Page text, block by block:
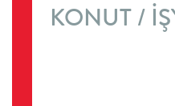
KONUT /